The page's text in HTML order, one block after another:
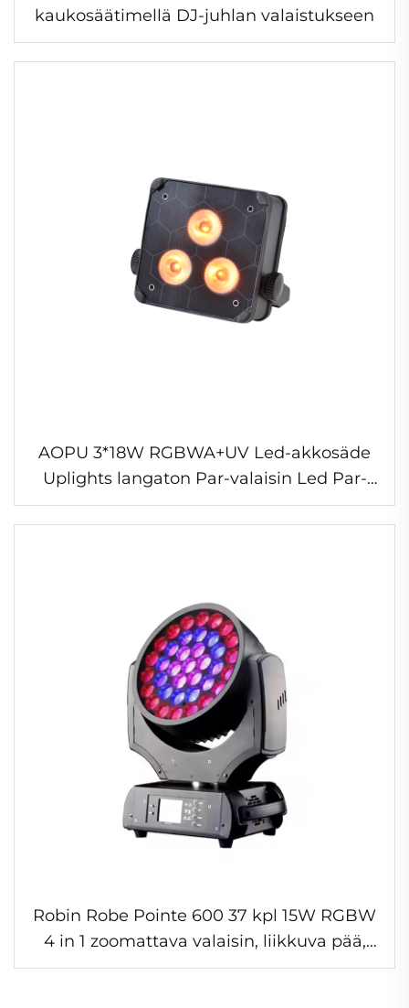
kaukosäätimellä DJ-juhlan valaistukseen
AOPU 3*18W RGBWA+UV Led-akkosäde
Uplights langaton Par-valaisin Led Par-
valaisimet Lavavalaisimet DJ-klubiin
juhlaan ja häät
Robin Robe Pointe 600 37 kpl 15W RGBW
4 in 1 zoomattava valaisin, liikkuva pää,
dmx-valo DJ-, disko- ja baarikäyttöön